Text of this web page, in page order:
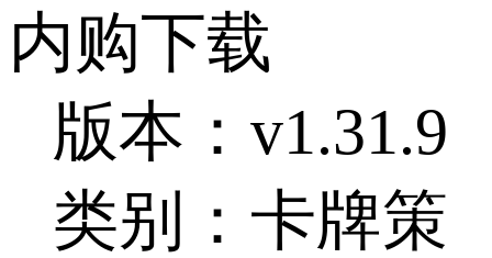
内购下载
版本：v1.31.9
类别：卡牌策